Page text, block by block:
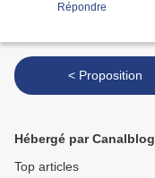
Répondre
< Proposition
Hébergé par Canalblog
Top articles